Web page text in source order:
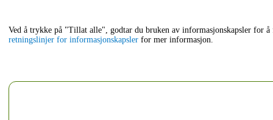
Ved å trykke på "Tillat alle", godtar du bruken av informasjonskapsler for
retningslinjer for informasjonskapsler for mer informasjon.